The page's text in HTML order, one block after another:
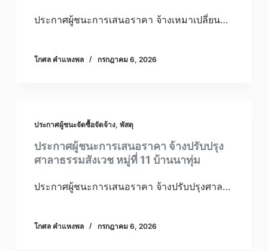
ประกาศผู้ชนะการเสนอราคา จ้างเหมาเปลี่ยน…
โกศล คําแหงพล กรกฎาคม 6, 2026
ประกาศผู้ชนะจัดซื้อจัดจ้าง, พัสดุ
ประกาศผู้ชนะการเสนอราคา จ้างปรับปรุง
ศาลาธรรมสังเวช หมู่ที่ 11 บ้านนาทุ่ม
ประกาศผู้ชนะการเสนอราคา จ้างปรับปรุงศาล…
โกศล คําแหงพล กรกฎาคม 6, 2026